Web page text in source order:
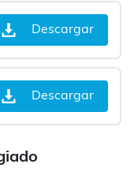
Descargar
Descargar